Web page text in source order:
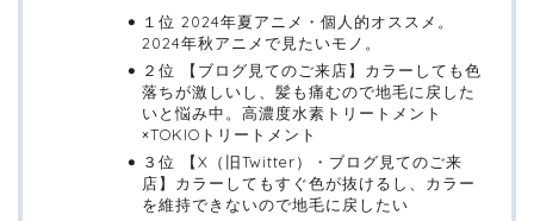
１位 2024年夏アニメ・個人的オススメ。
2024年秋アニメで見たいモノ。
２位 【ブログ見てのご来店】カラーしても色
落ちが激しいし、髪も痛むので地毛に戻した
いと悩み中。高濃度水素トリートメント
×TOKIOトリートメント
３位 【X（旧Twitter）・ブログ見てのご来
店】カラーしてもすぐ色が抜けるし、カラー
を維持できないので地毛に戻したい